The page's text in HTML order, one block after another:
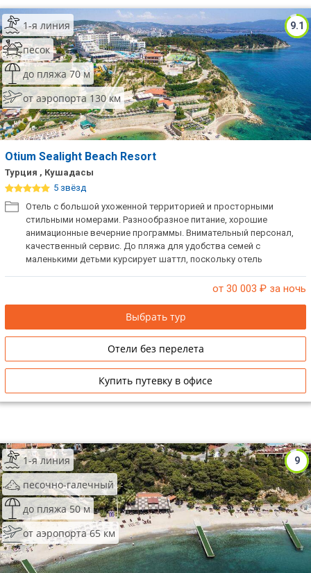
9.1
1-я линия
песок
до пляжа 70 м
от аэропорта 130 км
Otium Sealight Beach Resort
Турция , Кушадасы
5 звёзд
Отель с большой ухоженной территорией и просторными
стильными номерами. Разнообразное питание, хорошие
анимационные вечерние программы. Внимательный персонал,
качественный сервис. До пляжа для удобства семей с
маленькими детьми курсирует шаттл, поскольку отель
семейного отдыха, а также для молодежных компаний. Отель
от 30 003 ₽ за ночь
Выбрать тур
Отели без перелета
Купить путевку в офисе
9
1-я линия
песочно-галечный
до пляжа 50 м
от аэропорта 65 км